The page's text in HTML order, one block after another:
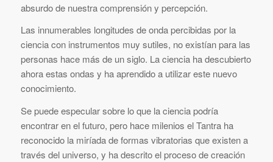
absurdo de nuestra comprensión y percepción.
Las innumerables longitudes de onda percibidas por la
ciencia con instrumentos muy sutiles, no existían para las
personas hace más de un siglo. La ciencia ha descubierto
ahora estas ondas y ha aprendido a utilizar este nuevo
conocimiento.
Se puede especular sobre lo que la ciencia podría
encontrar en el futuro, pero hace milenios el Tantra ha
reconocido la miríada de formas vibratorias que existen a
través del universo, y ha descrito el proceso de creación